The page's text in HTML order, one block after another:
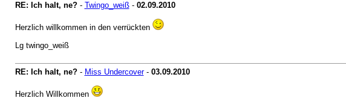
RE: Ich halt, ne?- Twingo_weiß- 02.09.2010
Herzlich willkommen in den verrückten
Lg twingo_weiß
RE: Ich halt, ne?- Miss Undercover- 03.09.2010
Herzlich Willkommen